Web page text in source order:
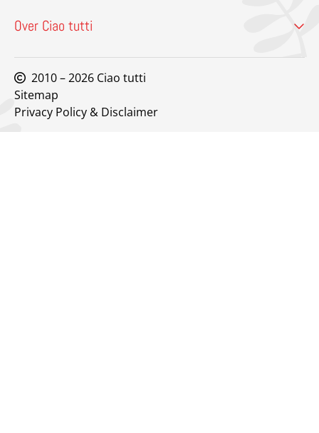
Over Ciao tutti
2010 – 2026 Ciao tutti
Sitemap
Privacy Policy & Disclaimer